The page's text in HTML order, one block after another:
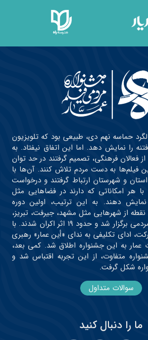
سالگرد حماسه نهم دی، طبیعی بود که تلویزیون
را نمایش دهد. اما این اتفاق نیفتاد. به
فعالان فرهنگی، تصمیم گرفتند در حد توان
فیلم‌ها به دست مردم تلاش کنند. آن‌ها با
و شهرستان ارتباط گرفتند و درخواست
با هر امکاناتی که دارند در فضاهایی مثل
دهند. به این ترتیب، اولین دوره
جشنواره در حدود ۳۰ نقطه از شهرهایی مثل مشهد، جیرفت، تبریز،
تهران و… به صورت مردمی برگزار شد و حدود ۱۹ اثر اکران شدند. با
ادای تکلیفی به ندای «أین عمار» رهبری
عمار به این جشنواره اطلاق شد. کمی بعد،
متفاوت، از این تجربه اقتباس شد و
شکل گرفت.
سوالات متداول
ما را دنبال کنید